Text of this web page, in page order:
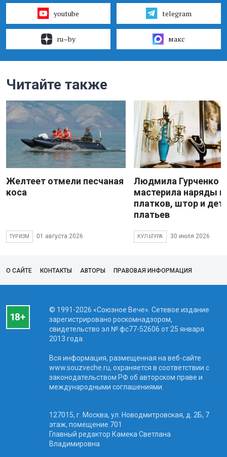
youtube telegram
ru–by макс
Читайте также
Желтеет отмели песчаная
коса
ТУРИЗМ 01 августа 2026
Людмила Гурченко
мастерила наряды
платков, штор и
платьев
КУЛЬТУРА 30 июля 2026
О САЙТЕ КОНТАКТЫ АВТОРЫ ПРАВОВАЯ ИНФОРМАЦИЯ
© 1991-2026 «Союзное Вече». Сетевое издание
зарегистрировано роскомнадзором,
свидетельство эл № фc77-52606 от 25 января
2013 года.
Вся информация, размещенная на веб-сайте
www.souzveche.ru, охраняется в соответствии с
законодательством РФ об авторском праве и
международными соглашениями.
127015, г. Москва, ул. Новодмитровская, д. 2Б, 7
этаж, помещение 701
Главный редактор Камека Светлана
Владимировна